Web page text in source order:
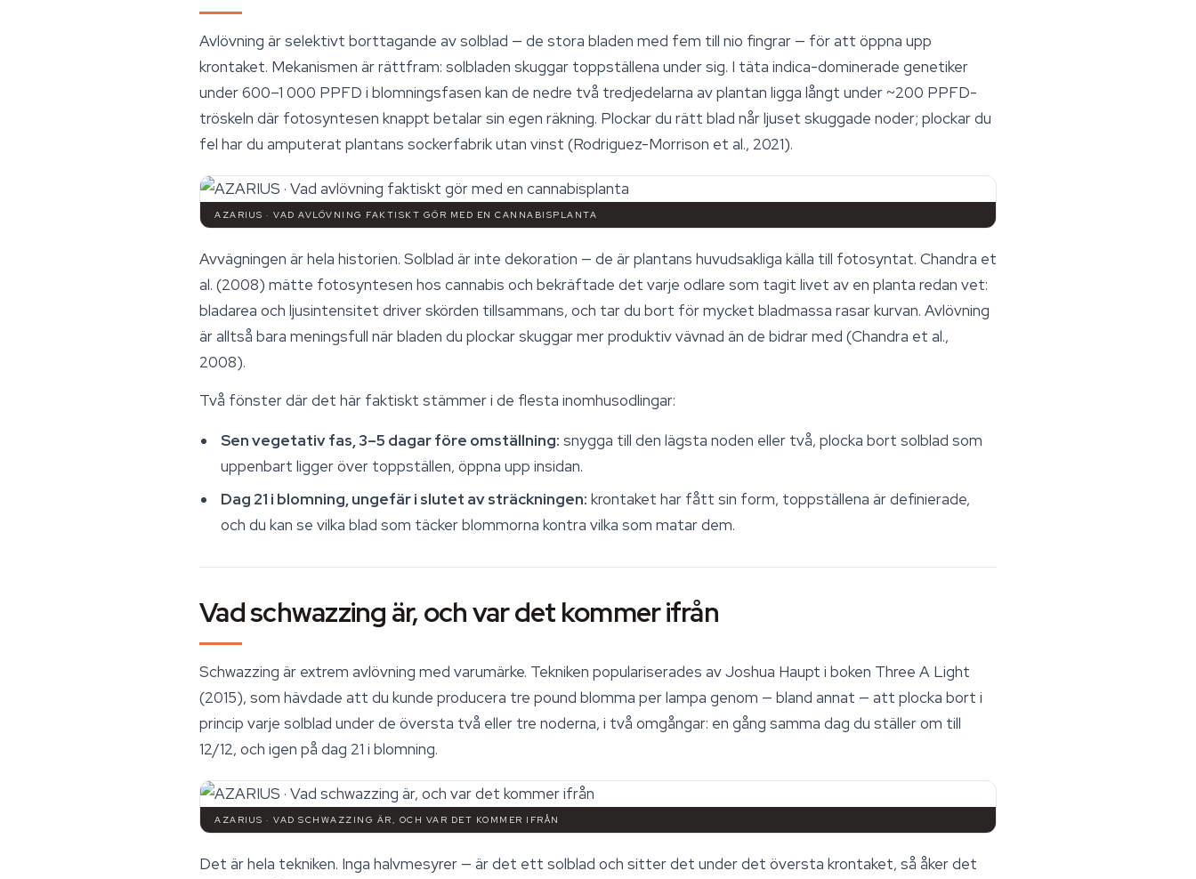
Avlövning är selektivt borttagande av solblad — de stora bladen med fem till nio fingrar — för att öppna upp
krontaket. Mekanismen är rättfram: solbladen skuggar toppställena under sig. I täta indica-dominerade genetiker
under 600–1 000 PPFD i blomningsfasen kan de nedre två tredjedelarna av plantan ligga långt under ~200 PPFD-
tröskeln där fotosyntesen knappt betalar sin egen räkning. Plockar du rätt blad når ljuset skuggade noder; plockar du
fel har du amputerat plantans sockerfabrik utan vinst (Rodriguez-Morrison et al., 2021).
AZARIUS · VAD AVLÖVNING FAKTISKT GÖR MED EN CANNABISPLANTA
Avvägningen är hela historien. Solblad är inte dekoration — de är plantans huvudsakliga källa till fotosyntat. Chandra et
al. (2008) mätte fotosyntesen hos cannabis och bekräftade det varje odlare som tagit livet av en planta redan vet:
bladarea och ljusintensitet driver skörden tillsammans, och tar du bort för mycket bladmassa rasar kurvan. Avlövning
är alltså bara meningsfull när bladen du plockar skuggar mer produktiv vävnad än de bidrar med (Chandra et al.,
2008).
Två fönster där det här faktiskt stämmer i de flesta inomhusodlingar:
Sen vegetativ fas, 3–5 dagar före omställning: snygga till den lägsta noden eller två, plocka bort solblad som
uppenbart ligger över toppställen, öppna upp insidan.
Dag 21 i blomning, ungefär i slutet av sträckningen: krontaket har fått sin form, toppställena är definierade,
och du kan se vilka blad som täcker blommorna kontra vilka som matar dem.
Vad schwazzing är, och var det kommer ifrån
Schwazzing är extrem avlövning med varumärke. Tekniken populariserades av Joshua Haupt i boken Three A Light
(2015), som hävdade att du kunde producera tre pound blomma per lampa genom — bland annat — att plocka bort i
princip varje solblad under de översta två eller tre noderna, i två omgångar: en gång samma dag du ställer om till
12/12, och igen på dag 21 i blomning.
AZARIUS · VAD SCHWAZZING ÄR, OCH VAR DET KOMMER IFRÅN
Det är hela tekniken. Inga halvmesyrer — är det ett solblad och sitter det under det översta krontaket, så åker det